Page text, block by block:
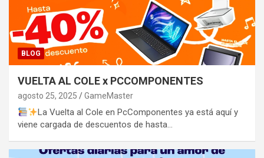
BLOG
VUELTA AL COLE x PCCOMPONENTES
agosto 25, 2025 GameMaster
La Vuelta al Cole en PcComponentes ya está aquí y
viene cargada de descuentos de hasta…